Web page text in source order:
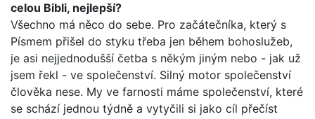
celou Bib­li, nejlepší?
Všechno má něco do sebe. Pro začátečníka, který s
Písmem přišel do styku třeba jen během bohoslužeb,
je asi nejjedno­dušší četba s někým jiným nebo - jak už
jsem řekl - ve spole­čenství. Silný motor společenství
člověka nese. My ve farnosti máme společenství, které
se schází jednou týdně a vytyčili si jako cíl přečíst